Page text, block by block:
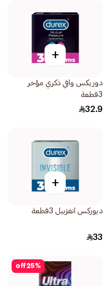
+
دوريكس واقي ذكري مؤخر
3قطعة
32.9
+
ديوركس انفزبيل 3قطعة
33
25%
off